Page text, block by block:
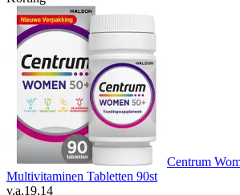
Centrum
Multivitaminen Tabletten 90st
v.a.19,14